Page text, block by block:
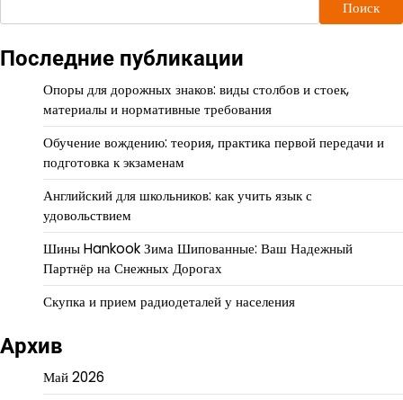
Поиск
Последние публикации
Опоры для дорожных знаков: виды столбов и стоек,
материалы и нормативные требования
Обучение вождению: теория, практика первой передачи и
подготовка к экзаменам
Английский для школьников: как учить язык с
удовольствием
Шины Hankook Зима Шипованные: Ваш Надежный
Партнёр на Снежных Дорогах
Скупка и прием радиодеталей у населения
Архив
Май 2026